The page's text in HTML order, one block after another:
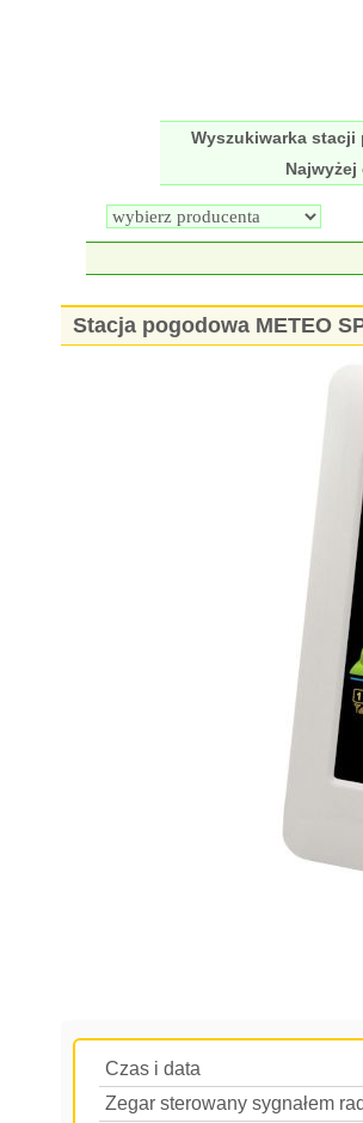
Wyszukiwarka stacji
Stacja pogodowa METEO
Czas i data
Zegar sterowany sygnałem